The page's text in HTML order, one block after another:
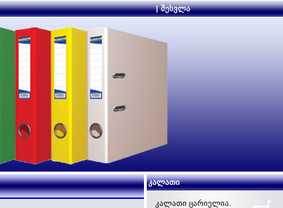
| შესვლა
კალათი
კალათი ცარიელია.